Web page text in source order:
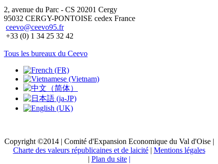
2, avenue du Parc - CS 20201 Cergy
95032 CERGY-PONTOISE cedex France
ceevo@ceevo95.fr
+33 (0) 1 34 25 32 42
Tous les bureaux du Ceevo
Copyright ©2014 | Comité d'Expansion Economique du Val d'Oise |
Charte des valeurs républicaines et de laicité| Mentions légales
| Plan du site |